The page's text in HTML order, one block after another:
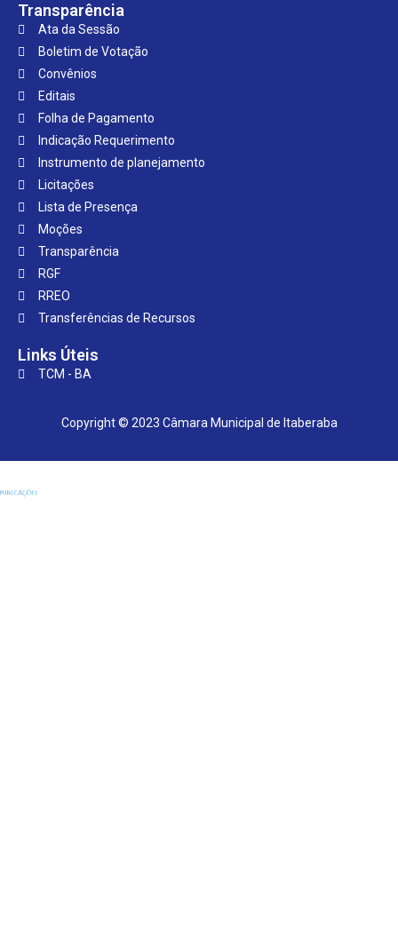
Transparência
Ata da Sessão
Boletim de Votação
Convênios
Editais
Folha de Pagamento
Indicação Requerimento
Instrumento de planejamento
Licitações
Lista de Presença
Moções
Transparência
RGF
RREO
Transferências de Recursos
Links Úteis
TCM - BA
Copyright © 2023 Câmara Municipal de Itaberaba